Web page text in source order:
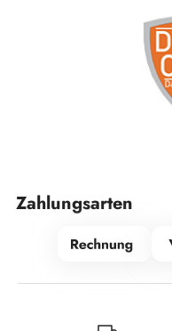
Zahlungsarten